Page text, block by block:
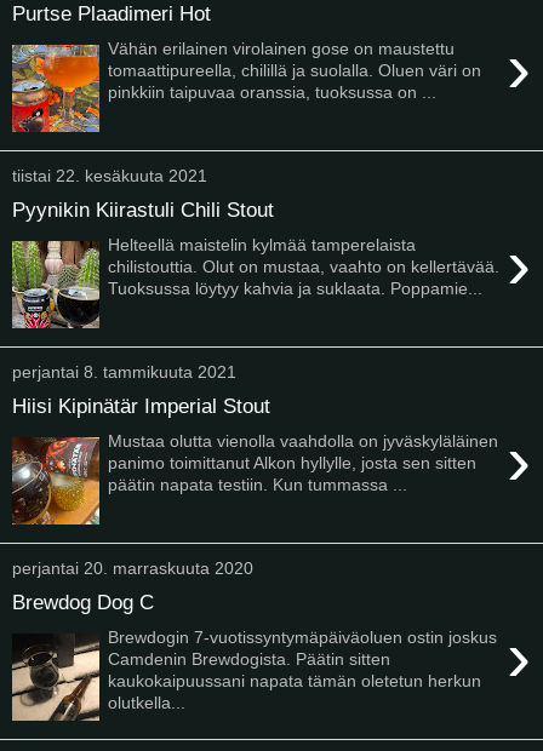
Purtse Plaadimeri Hot
›
Vähän erilainen virolainen gose on maustettu
tomaattipureella, chilillä ja suolalla. Oluen väri on
pinkkiin taipuvaa oranssia, tuoksussa on ...
tiistai 22. kesäkuuta 2021
Pyynikin Kiirastuli Chili Stout
›
Helteellä maistelin kylmää tamperelaista
chilistouttia. Olut on mustaa, vaahto on kellertävää.
Tuoksussa löytyy kahvia ja suklaata. Poppamie...
perjantai 8. tammikuuta 2021
Hiisi Kipinätär Imperial Stout
›
Mustaa olutta vienolla vaahdolla on jyväskyläläinen
panimo toimittanut Alkon hyllylle, josta sen sitten
päätin napata testiin. Kun tummassa ...
perjantai 20. marraskuuta 2020
Brewdog Dog C
›
Brewdogin 7-vuotissyntymäpäiväoluen ostin joskus
Camdenin Brewdogista. Päätin sitten
kaukokaipuussani napata tämän oletetun herkun
olutkella...